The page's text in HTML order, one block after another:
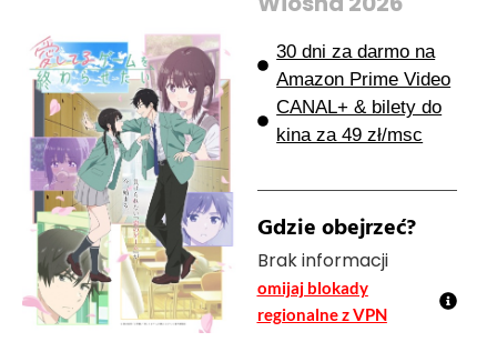
30 dni za darmo na
Amazon Prime Video
CANAL+ & bilety do
kina za 49 zł/msc
Gdzie obejrzeć?
Brak informacji
omijaj blokady
regionalne z VPN